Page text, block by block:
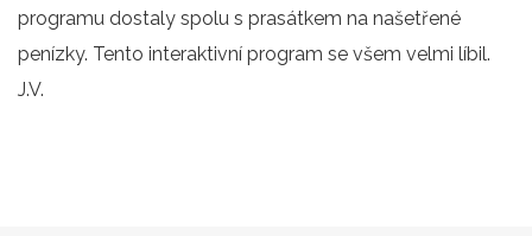
programu dostaly spolu s prasátkem na našetřené
penízky. Tento interaktivní program se všem velmi líbil.
J.V.